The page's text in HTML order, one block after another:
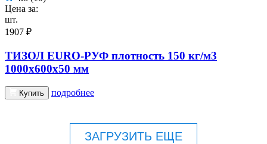
ТИЗОЛ EURO-РУФ плотность 150 кг/м3
1000х600х50 мм
Цена за:
шт.
1907 ₽
Купить подробнее
ЗАГРУЗИТЬ ЕЩЕ